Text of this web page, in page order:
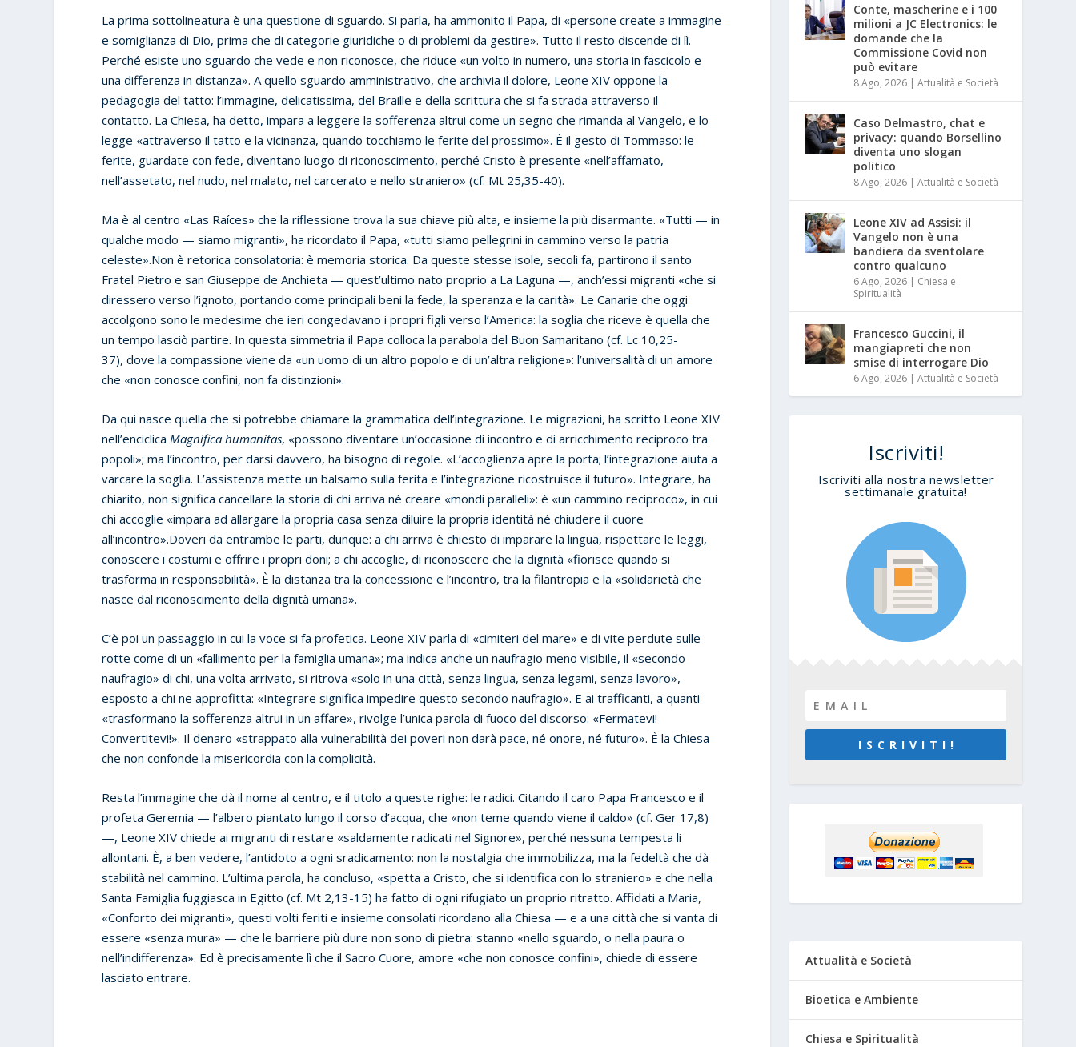
La prima sottolineatura è una questione di sguardo. Si parla, ha ammonito il Papa, di «persone create a immagine
e somiglianza di Dio, prima che di categorie giuridiche o di problemi da gestire». Tutto il resto discende di lì.
Perché esiste uno sguardo che vede e non riconosce, che riduce «un volto in numero, una storia in fascicolo e
una differenza in distanza». A quello sguardo amministrativo, che archivia il dolore, Leone XIV oppone la
pedagogia del tatto: l’immagine, delicatissima, del Braille e della scrittura che si fa strada attraverso il
contatto. La Chiesa, ha detto, impara a leggere la sofferenza altrui come un segno che rimanda al Vangelo, e lo
legge «attraverso il tatto e la vicinanza, quando tocchiamo le ferite del prossimo». È il gesto di Tommaso: le
ferite, guardate con fede, diventano luogo di riconoscimento, perché Cristo è presente «nell’affamato,
nell’assetato, nel nudo, nel malato, nel carcerato e nello straniero» (cf. Mt 25,35-40).
Ma è al centro «Las Raíces» che la riflessione trova la sua chiave più alta, e insieme la più disarmante. «Tutti — in
qualche modo — siamo migranti», ha ricordato il Papa, «tutti siamo pellegrini in cammino verso la patria
celeste».Non è retorica consolatoria: è memoria storica. Da queste stesse isole, secoli fa, partirono il santo
Fratel Pietro e san Giuseppe de Anchieta — quest’ultimo nato proprio a La Laguna —, anch’essi migranti «che si
diressero verso l’ignoto, portando come principali beni la fede, la speranza e la carità». Le Canarie che oggi
accolgono sono le medesime che ieri congedavano i propri figli verso l’America: la soglia che riceve è quella che
un tempo lasciò partire. In questa simmetria il Papa colloca la parabola del Buon Samaritano (cf. Lc 10,25-
37), dove la compassione viene da «un uomo di un altro popolo e di un’altra religione»: l’universalità di un amore
che «non conosce confini, non fa distinzioni».
Da qui nasce quella che si potrebbe chiamare la grammatica dell’integrazione. Le migrazioni, ha scritto Leone XIV
nell’enciclica Magnifica humanitas, «possono diventare un’occasione di incontro e di arricchimento reciproco tra
popoli»; ma l’incontro, per darsi davvero, ha bisogno di regole. «L’accoglienza apre la porta; l’integrazione aiuta a
varcare la soglia. L’assistenza mette un balsamo sulla ferita e l’integrazione ricostruisce il futuro». Integrare, ha
chiarito, non significa cancellare la storia di chi arriva né creare «mondi paralleli»: è «un cammino reciproco», in cui
chi accoglie «impara ad allargare la propria casa senza diluire la propria identità né chiudere il cuore
all’incontro».Doveri da entrambe le parti, dunque: a chi arriva è chiesto di imparare la lingua, rispettare le leggi,
conoscere i costumi e offrire i propri doni; a chi accoglie, di riconoscere che la dignità «fiorisce quando si
trasforma in responsabilità». È la distanza tra la concessione e l’incontro, tra la filantropia e la «solidarietà che
nasce dal riconoscimento della dignità umana».
C’è poi un passaggio in cui la voce si fa profetica. Leone XIV parla di «cimiteri del mare» e di vite perdute sulle
rotte come di un «fallimento per la famiglia umana»; ma indica anche un naufragio meno visibile, il «secondo
naufragio» di chi, una volta arrivato, si ritrova «solo in una città, senza lingua, senza legami, senza lavoro»,
esposto a chi ne approfitta: «Integrare significa impedire questo secondo naufragio». E ai trafficanti, a quanti
«trasformano la sofferenza altrui in un affare», rivolge l’unica parola di fuoco del discorso: «Fermatevi!
Convertitevi!». Il denaro «strappato alla vulnerabilità dei poveri non darà pace, né onore, né futuro». È la Chiesa
che non confonde la misericordia con la complicità.
Resta l’immagine che dà il nome al centro, e il titolo a queste righe: le radici. Citando il caro Papa Francesco e il
profeta Geremia — l’albero piantato lungo il corso d’acqua, che «non teme quando viene il caldo» (cf. Ger 17,8)
—, Leone XIV chiede ai migranti di restare «saldamente radicati nel Signore», perché nessuna tempesta li
allontani. È, a ben vedere, l’antidoto a ogni sradicamento: non la nostalgia che immobilizza, ma la fedeltà che dà
stabilità nel cammino. L’ultima parola, ha concluso, «spetta a Cristo, che si identifica con lo straniero» e che nella
Santa Famiglia fuggiasca in Egitto (cf. Mt 2,13-15) ha fatto di ogni rifugiato un proprio ritratto. Affidati a Maria,
«Conforto dei migranti», questi volti feriti e insieme consolati ricordano alla Chiesa — e a una città che si vanta di
essere «senza mura» — che le barriere più dure non sono di pietra: stanno «nello sguardo, o nella paura o
nell’indifferenza». Ed è precisamente lì che il Sacro Cuore, amore «che non conosce confini», chiede di essere
lasciato entrare.
Conte, mascherine e i 100
milioni a JC Electronics: le
domande che la
Commissione Covid non
può evitare
8 Ago, 2026 |Attualità e Società
Caso Delmastro, chat e
privacy: quando Borsellino
diventa uno slogan
politico
8 Ago, 2026 |Attualità e Società
Leone XIV ad Assisi: il
Vangelo non è una
bandiera da sventolare
contro qualcuno
6 Ago, 2026 | Chiesa e
Spiritualità
Francesco Guccini, il
mangiapreti che non
smise di interrogare Dio
6 Ago, 2026 |Attualità e Società
Iscriviti!
Iscriviti alla nostra newsletter
settimanale gratuita!
I S C R I V I T I !
Attualità e Società
Bioetica e Ambiente
Chiesa e Spiritualità